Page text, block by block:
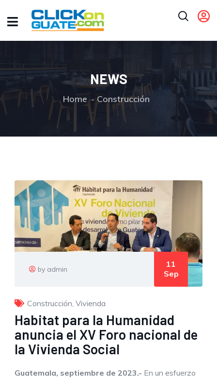
NEWS
Home Construcción
by admin
11
Sep
Construcción Vivienda
Habitat para la Humanidad
anuncia el XV Foro nacional de
la Vivienda Social
Guatemala, septiembre de 2023.- En un esfuerzo